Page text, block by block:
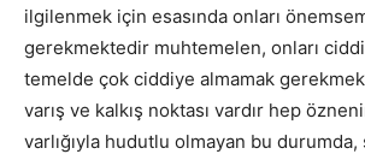
ilgilenmek için esasında onları
gerekmektedir muhtemelen, onları
temelde çok ciddiye almamak
varış ve kalkış noktası vardır hep
varlığıyla hudutlu olmayan bu